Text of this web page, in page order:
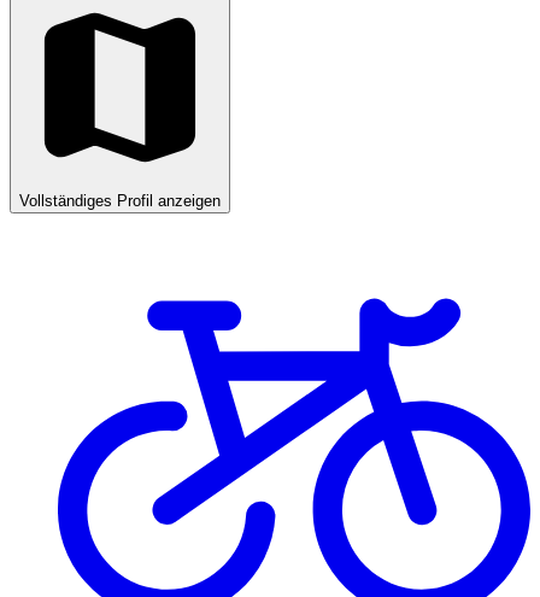
Vollständiges Profil anzeigen